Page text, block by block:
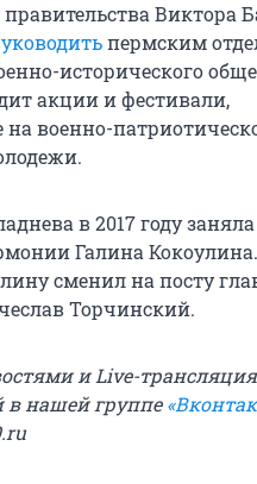
правительства Виктора
пермским
исторического
акции и фестивали,
военно-
в 2017 году
Галина
сменил на посту
Торчинский.
и Live-
в нашей группе